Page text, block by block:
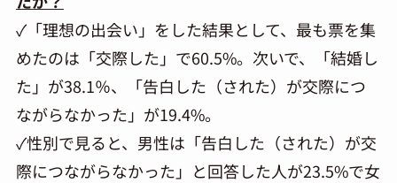
✓「理想の出会い」をした結果として、最も票を集
めたのは「交際した」で60.5%。次いで、「結婚し
た」が38.1％、「告白した（された）が交際につ
ながらなかった」が19.4%。
✓性別で見ると、男性は「告白した（された）が交
際につながらなかった」と回答した人が23.5%で女